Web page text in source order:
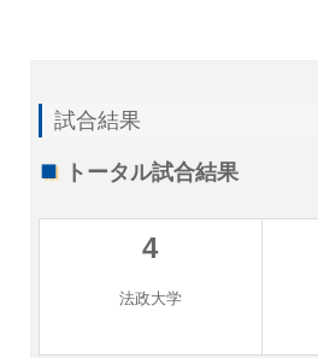
試合結果
トータル試合結果
4
法政大学